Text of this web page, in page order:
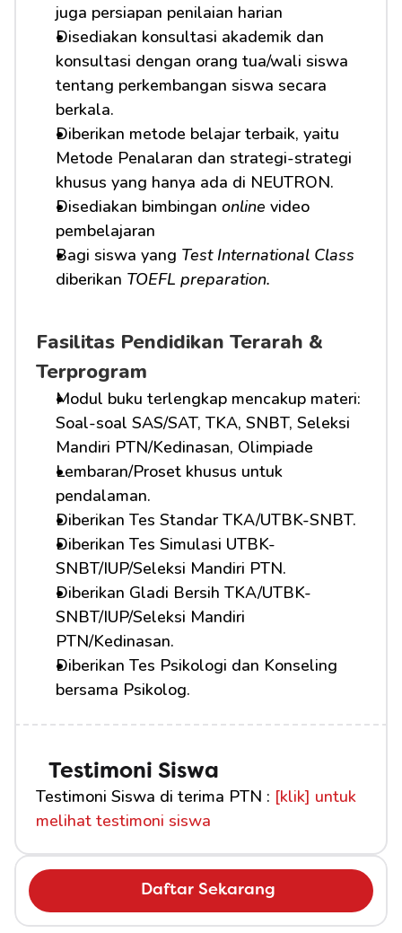
Daftar Sekarang
juga persiapan penilaian harian
Disediakan konsultasi akademik dan
konsultasi dengan orang tua/wali siswa
tentang perkembangan siswa secara
berkala.
Diberikan metode belajar terbaik, yaitu
Metode Penalaran dan strategi-strategi
khusus yang hanya ada di NEUTRON.
Disediakan bimbingan online video
pembelajaran
Bagi siswa yang Test International Class
diberikan TOEFL preparation.
Fasilitas Pendidikan Terarah &
Terprogram
Modul buku terlengkap mencakup materi:
Soal-soal SAS/SAT, TKA, SNBT, Seleksi
Mandiri PTN/Kedinasan, Olimpiade
Lembaran/Proset khusus untuk
pendalaman.
Diberikan Tes Standar TKA/UTBK-SNBT.
Diberikan Tes Simulasi UTBK-
SNBT/IUP/Seleksi Mandiri PTN.
Diberikan Gladi Bersih TKA/UTBK-
SNBT/IUP/Seleksi Mandiri
PTN/Kedinasan.
Diberikan Tes Psikologi dan Konseling
bersama Psikolog.
Testimoni Siswa
Testimoni Siswa di terima PTN : [klik] untuk
melihat testimoni siswa